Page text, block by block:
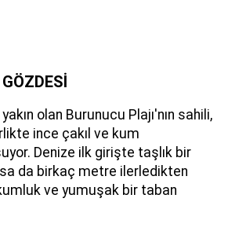
olan Burunucu Plajı'nın sahili,
ince çakıl ve kum
Denize ilk girişte taşlık bir
da birkaç metre ilerledikten
ve yumuşak bir taban